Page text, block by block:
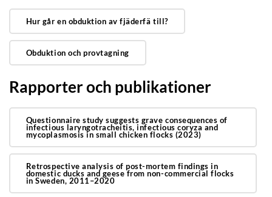
Hur går en obduktion av fjäderfä till?
Obduktion och provtagning
Rapporter och publikationer
Questionnaire study suggests grave consequences of
infectious laryngotracheitis, infectious coryza and
mycoplasmosis in small chicken flocks (2023)
Retrospective analysis of post-mortem findings in
domestic ducks and geese from non-commercial flocks
in Sweden, 2011–2020